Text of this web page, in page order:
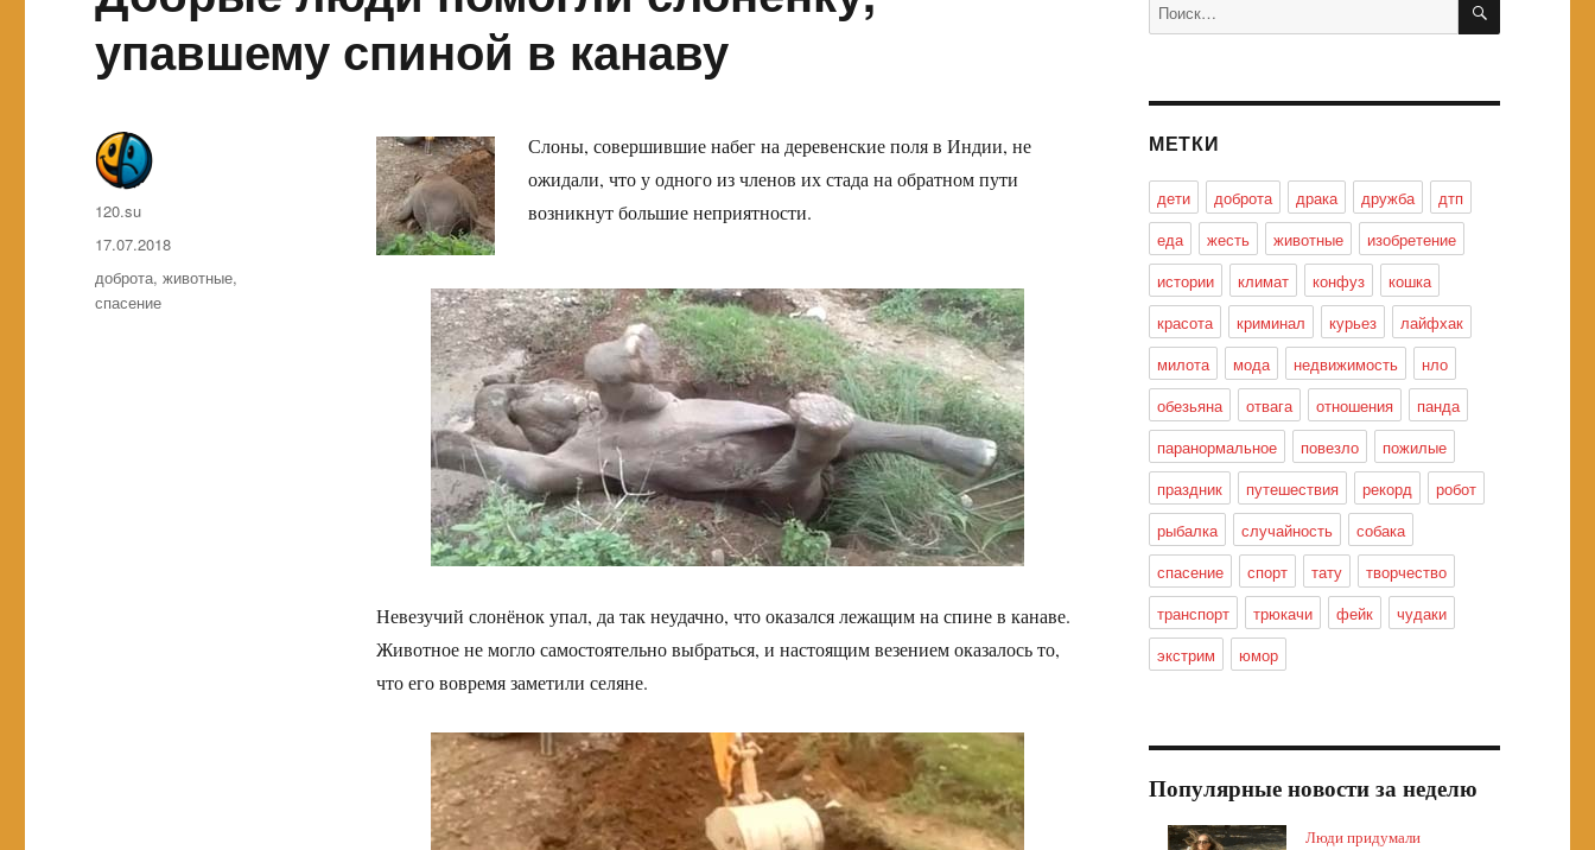
упавшему спиной в канаву
Слоны, совершившие набег на деревенские поля в Индии, не
ожидали, что у одного из членов их стада на обратном пути
возникнут большие неприятности.
Невезучий слонёнок упал, да так неудачно, что оказался лежащим на спине в канаве.
Животное не могло самостоятельно выбраться, и настоящим везением оказалось то,
что его вовремя заметили селяне.
Автор
120.su
Опубликовано
17.07.2018
Метки
доброта,животные,
спасение
МЕТКИ
дети доброта драка дружба
дтп
еда
жесть животные
изобретение
истории
климат конфуз
кошка
красота
криминал курьез
лайфхак
милота
мода недвижимость
нло
обезьяна
отвага отношения
панда
паранормальное
повезло
пожилые
праздник
путешествия рекорд
робот
рыбалка
случайность
собака
спасение
спорт тату
творчество
транспорт
трюкачи фейк
чудаки
экстрим
юмор
Популярные новости за неделю
Люди придумали